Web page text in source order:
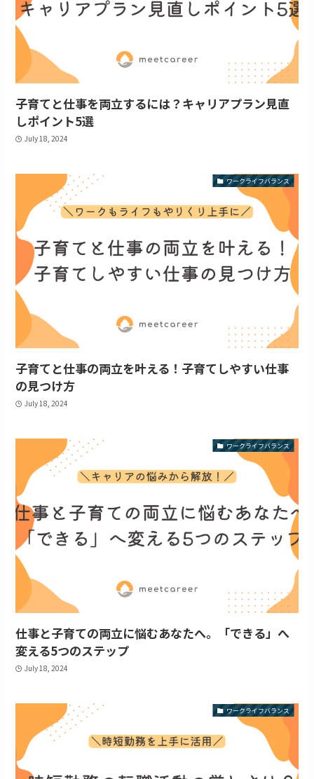
子育てと仕事を両立するには？キャリアプラン見直
しポイント5選
July 18, 2024
ワークライフバランス
子育てと仕事の両立を叶える！子育てしやすい仕事
の見つけ方
July 18, 2024
ワークライフバランス
仕事と子育ての両立に悩むあなたへ。「できる」へ
変える5つのステップ
July 18, 2024
ワークライフバランス